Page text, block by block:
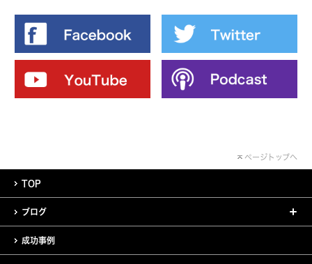
ページトップへ
TOP
ブログ
成功事例